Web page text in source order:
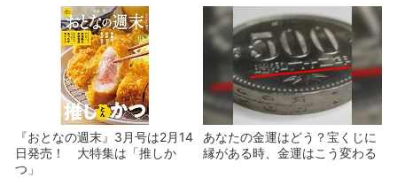
『おとなの週末』3月号は2月14
日発売！ 大特集は「推しか
つ」
あなたの金運はどう？宝くじに
縁がある時、金運はこう変わる